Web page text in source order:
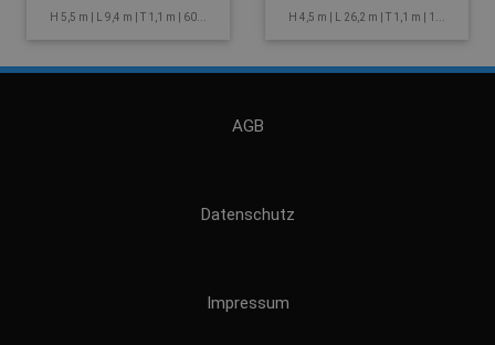
H 5,5 m | L 9,4 m | T 1,1 m | 60... H 4,5 m | L 26,2 m | T 1,1 m | 1...
AGB
Datenschutz
Impressum